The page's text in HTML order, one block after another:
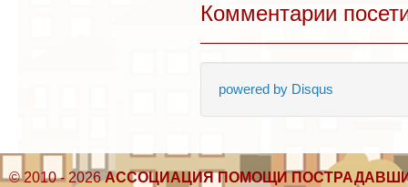
Комментарии
powered by Disqus
© 2010 - 2026АССОЦИАЦИЯ ПОМОЩИ